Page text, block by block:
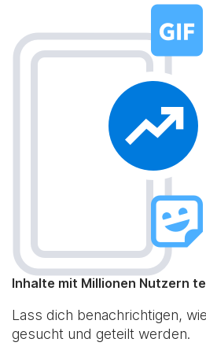
Inhalte mit Millionen Nutzern
Lass dich benachrichtigen,
gesucht und geteilt werden.